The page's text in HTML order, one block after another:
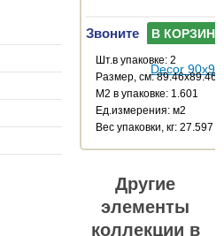
Звоните В КОРЗИНУ
Шт.в упаковке: 2
Размер, см: 89.46x89.46
М2 в упаковке: 1.601
Ед.измерения: м2
Веc упаковки, кг: 27.597
Другие
элементы
коллекции в